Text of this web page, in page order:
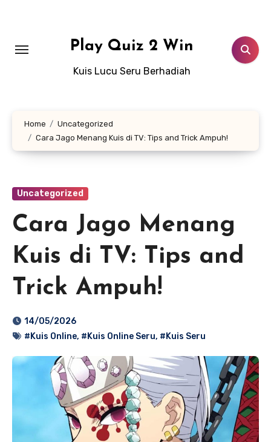
Play Quiz 2 Win
Kuis Lucu Seru Berhadiah
Home
Uncategorized
Cara Jago Menang Kuis di TV: Tips and Trick Ampuh!
Uncategorized
Cara Jago Menang
Kuis di TV: Tips and
Trick Ampuh!
14/05/2026
#Kuis Online, #Kuis Online Seru, #Kuis Seru